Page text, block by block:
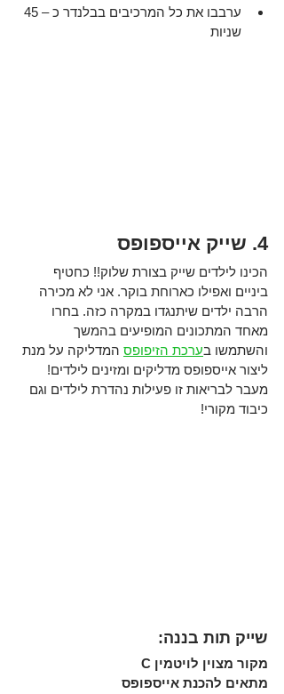
שניות
4. שייק אייספופס
הכינו לילדים שייק בצורת שלוק!! כחטיף
ביניים ואפילו כארוחת בוקר. אני לא מכירה
הרבה ילדים שיתנגדו במקרה כזה. בחרו
מאחד המתכונים המופיעים בהמשך
והשתמשו בערכת הזיפופס המדליקה על מנת
ליצור אייספופס מדליקים ומזינים לילדים!
מעבר לבריאות זו פעילות נהדרת לילדים וגם
כיבוד מקורי!
שייק תות בננה:
מקור מצוין לויטמין C
מתאים להכנת אייספופס